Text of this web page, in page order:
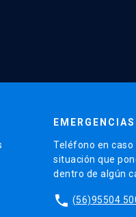
Teléfono en caso
situación que
dentro de algún
phone (56)95504